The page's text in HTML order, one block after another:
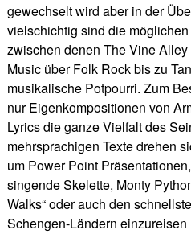
gewechselt wird aber in der
vielschichtig sind die
zwischen denen The Vine
Music über Folk Rock bis zu
musikalische Potpourri. Zum
nur Eigenkompositionen von
Lyrics die ganze Vielfalt des
mehrsprachigen Texte drehen
um Power Point
singende Skelette, Monty
Walks“ oder auch den
Schengen-Ländern